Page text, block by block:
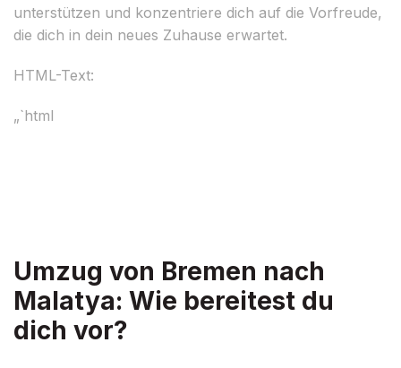
unterstützen und konzentriere dich auf die Vorfreude,
die dich in dein neues Zuhause erwartet.
HTML-Text:
„`html
Umzug von Bremen nach
Malatya: Wie bereitest du
dich vor?